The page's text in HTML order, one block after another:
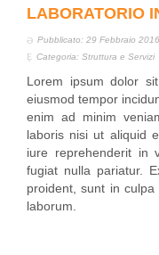
LABORATORIO
Pubblicato: 29 Febbraio 2016
Categoria: Struttura e Servizi
Lorem ipsum dolor
eiusmod tempor
enim ad minim
laboris nisi ut aliquid
iure reprehenderit in
fugiat nulla pariatur.
proident, sunt in
laborum.